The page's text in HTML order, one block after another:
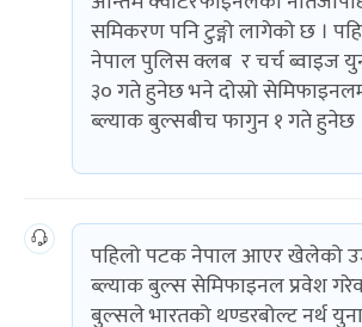
समिकरण पनि टुङ्गो लागेको छ ।
नेपाल पुलिस क्लब र चर्च ब्वाइज
३० गते हुनेछ भने दोस्रो
ब्ल्याक बुल्सबीच फागुन १ गते हुनेछ
पहिलो पटक नेपाल आएर खेलेको
ब्ल्याक बुल्स सेमिफाइनल प्रवेश
बुल्सले भारतको थण्डरबोल्ट नर्थ